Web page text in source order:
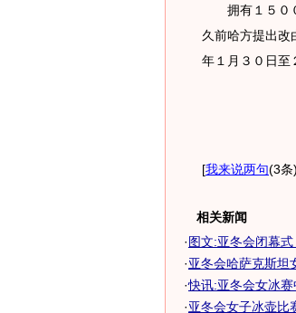
拥有１５００
久前哈方提出改
年１月３０日至
[我来说两句(3条)
相关新闻
·图文:亚冬会闭幕
·亚冬会哈萨克斯坦
·快讯:亚冬会女冰
·亚冬会女子冰壶比